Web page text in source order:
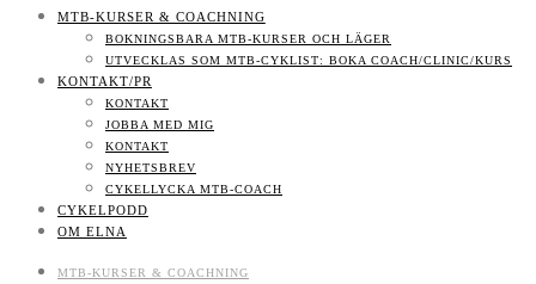
MTB-KURSER & COACHNING
BOKNINGSBARA MTB-KURSER OCH LÄGER
UTVECKLAS SOM MTB-CYKLIST: BOKA COACH/CLINIC/KURS
KONTAKT/PR
KONTAKT
JOBBA MED MIG
KONTAKT
NYHETSBREV
CYKELLYCKA MTB-COACH
CYKELPODD
OM ELNA
MTB-KURSER & COACHNING